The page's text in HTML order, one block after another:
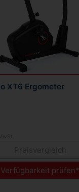
XT6 Ergometer
Verfügbarkeit prüfen*